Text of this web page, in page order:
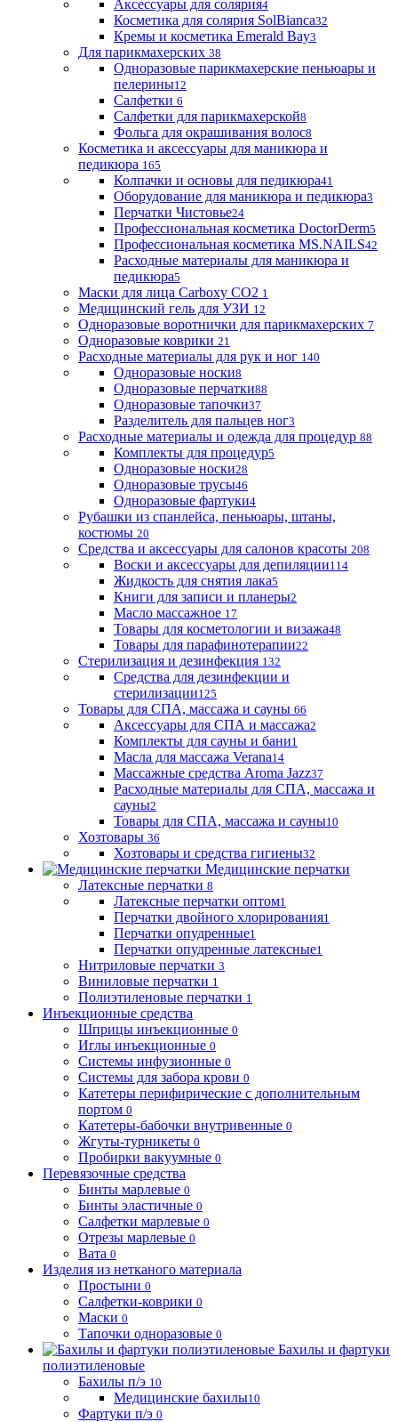
Аксессуары для солярия4
Косметика для солярия SolBianca32
Кремы и косметика Emerald Bay3
Для парикмахерских 38
Одноразовые парикмахерские пеньюары и
пелерины12
Салфетки 6
Салфетки для парикмахерской8
Фольга для окрашивания волос8
Косметика и аксессуары для маникюра и
педикюра 165
Колпачки и основы для педикюра41
Оборудование для маникюра и педикюра3
Перчатки Чистовье24
Профессиональная косметика DoctorDerm5
Профессиональная косметика MS.NAILS42
Расходные материалы для маникюра и
педикюра5
Маски для лица Carboxy CO2 1
Медицинский гель для УЗИ 12
Одноразовые воротнички для парикмахерских 7
Одноразовые коврики 21
Расходные материалы для рук и ног 140
Одноразовые носки8
Одноразовые перчатки88
Одноразовые тапочки37
Разделитель для пальцев ног3
Расходные материалы и одежда для процедур 88
Комплекты для процедур5
Одноразовые носки28
Одноразовые трусы46
Одноразовые фартуки4
Рубашки из спанлейса, пеньюары, штаны,
костюмы 20
Средства и аксессуары для салонов красоты 208
Воски и аксессуары для депиляции114
Жидкость для снятия лака5
Книги для записи и планеры2
Масло массажное 17
Товары для косметологии и визажа48
Товары для парафинотерапии22
Стерилизация и дезинфекция 132
Средства для дезинфекции и
стерилизации125
Товары для СПА, массажа и сауны 66
Аксессуары для СПА и массажа2
Комплекты для сауны и бани1
Масла для массажа Verana14
Массажные средства Aroma Jazz37
Расходные материалы для СПА, массажа и
сауны2
Товары для СПА, массажа и сауны10
Хозтовары 36
Хозтовары и средства гигиены32
Медицинские перчатки
Латексные перчатки 8
Латексные перчатки оптом1
Перчатки двойного хлорирования1
Перчатки опудренные1
Перчатки опудренные латексные1
Нитриловые перчатки 3
Виниловые перчатки 1
Полиэтиленовые перчатки 1
Инъекционные средства
Шприцы инъекционные 0
Иглы инъекционные 0
Системы инфузионные 0
Системы для забора крови 0
Катетеры перифирические с дополнительным
портом 0
Катетеры-бабочки внутривенные 0
Жгуты-турникеты 0
Пробирки вакуумные 0
Перевязочные средства
Бинты марлевые 0
Бинты эластичные 0
Салфетки марлевые 0
Отрезы марлевые 0
Вата 0
Изделия из нетканого материала
Простыни 0
Салфетки-коврики 0
Маски 0
Тапочки одноразовые 0
Бахилы и фартуки
полиэтиленовые
Бахилы п/э 10
Медицинские бахилы10
Фартуки п/э 0